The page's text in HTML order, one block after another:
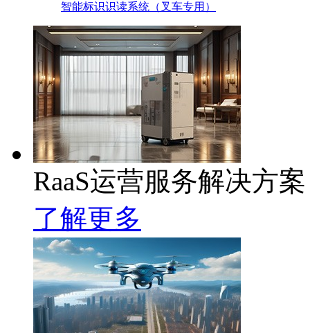
智能标识识读系统（叉车专用）
RaaS运营服务解决方案
了解更多